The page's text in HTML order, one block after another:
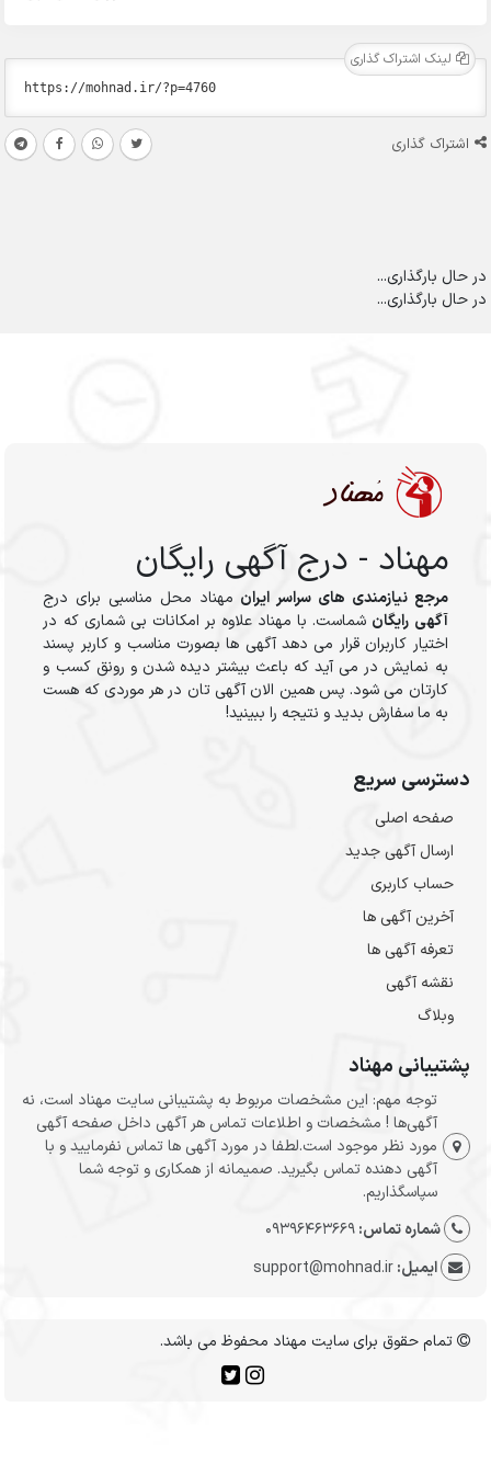
لینک اشتراک گذاری
اشتراک گذاری
در حال بارگذاری...
در حال بارگذاری...
مهناد - درج آگهی رایگان
مرجع نیازمندی های سراسر ایران مهناد محل مناسبی برای درج
آگهی رایگان شماست. با مهناد علاوه بر امکانات بی شماری که در
اختیار کاربران قرار می دهد آگهی ها بصورت مناسب و کاربر پسند
به نمایش در می آید که باعث بیشتر دیده شدن و رونق کسب و
کارتان می شود. پس همین الان آگهی تان در هر موردی که هست
به ما سفارش بدید و نتیجه را ببینید!
دسترسی سریع
صفحه اصلی
ارسال‌ آگهی جدید
حساب کاربری
آخرین آگهی ها
تعرفه آگهی ها
نقشه آگهی
وبلاگ
پشتیبانی مهناد
توجه مهم: این مشخصات مربوط به پشتیبانی سایت مهناد است، نه
آگهی‌ها ! مشخصات و اطلاعات تماس هر آگهی داخل صفحه آگهی
مورد نظر موجود است.لطفا در مورد آگهی ها تماس نفرمایید و با
آگهی دهنده تماس بگیرید. صمیمانه از همکاری و توجه شما
سپاسگذاریم.
شماره تماس:09396463669
ایمیل:support@mohnad.ir
تمام حقوق برای سایت مهناد محفوظ می باشد.